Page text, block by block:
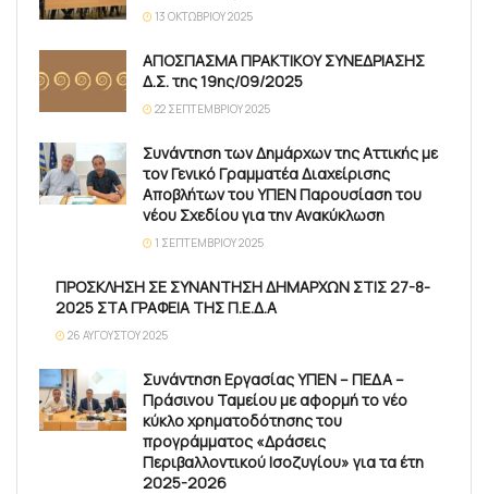
13 ΟΚΤΩΒΡΊΟΥ 2025
ΑΠΟΣΠΑΣΜΑ ΠΡΑΚΤΙΚΟΥ ΣΥΝΕΔΡΙΑΣΗΣ
Δ.Σ. της 19ης/09/2025
22 ΣΕΠΤΕΜΒΡΊΟΥ 2025
Συνάντηση των Δημάρχων της Αττικής με
τον Γενικό Γραμματέα Διαχείρισης
Αποβλήτων του ΥΠΕΝ Παρουσίαση του
νέου Σχεδίου για την Ανακύκλωση
1 ΣΕΠΤΕΜΒΡΊΟΥ 2025
ΠΡΟΣΚΛΗΣΗ ΣΕ ΣΥΝΑΝΤΗΣΗ ΔΗΜΑΡΧΩΝ ΣΤΙΣ 27-8-
2025 ΣΤΑ ΓΡΑΦΕΙΑ ΤΗΣ Π.Ε.Δ.Α
26 ΑΥΓΟΎΣΤΟΥ 2025
Συνάντηση Εργασίας ΥΠΕΝ – ΠΕΔΑ –
Πράσινου Ταμείου με αφορμή το νέο
κύκλο χρηματοδότησης του
προγράμματος «Δράσεις
Περιβαλλοντικού Ισοζυγίου» για τα έτη
2025-2026